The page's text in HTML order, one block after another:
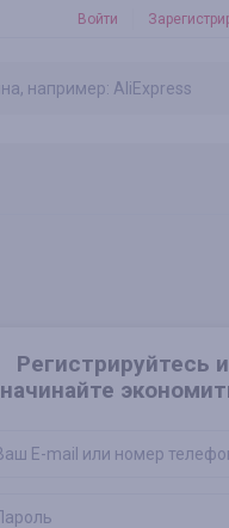
Войти
Регистрируйтесь и
начинайте